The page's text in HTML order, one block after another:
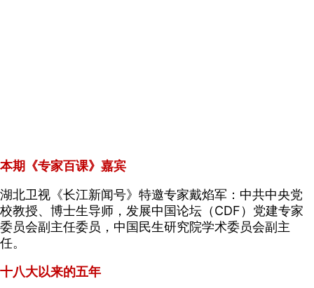
本期《专家百课》嘉宾
湖北卫视《长江新闻号》特邀专家戴焰军：中共中央党
校教授、博士生导师，发展中国论坛（CDF）党建专家
委员会副主任委员，中国民生研究院学术委员会副主
任。
十八大以来的五年